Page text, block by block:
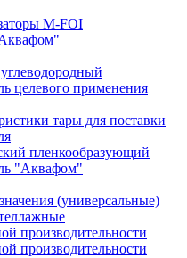
М-FOI
целевого применения
тары для поставки
пленкообразующий
"Аквафом"
(универсальные)
производительности
производительности